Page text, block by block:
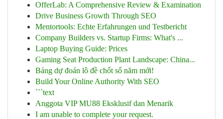
OfferLab: A Comprehensive Review & Examination
Drive Business Growth Through SEO
Mentortools: Echte Erfahrungen und Testbericht
Company Builders vs. Startup Firms: What's ...
Laptop Buying Guide: Prices
Gaming Seat Production Plant Landscape: China...
Bảng dự đoán lô đề chốt số năm mới!
Build Your Online Authority With SEO
```text
Anggota VIP MU88 Eksklusif dan Menarik
I am unable to complete your request.